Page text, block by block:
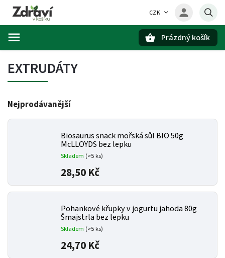
CZK
Prázdný košík
EXTRUDÁTY
Nejprodávanější
Biosaurus snack mořská sůl BIO 50g
McLLOYDS bez lepku
Skladem (>5 ks)
28,50 Kč
Pohankové křupky v jogurtu jahoda 80g
Šmajstrla bez lepku
Skladem (>5 ks)
24,70 Kč